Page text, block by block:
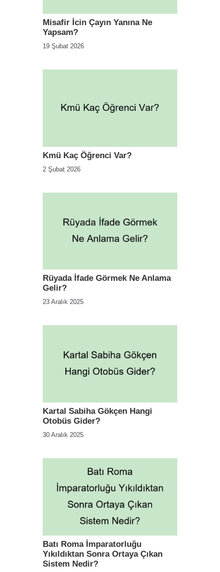
Misafir İcin Çayın Yanına Ne
Yapsam?
19 Şubat 2026
Kmü Kaç Öğrenci Var?
2 Şubat 2026
Rüyada İfade Görmek Ne Anlama
Gelir?
23 Aralık 2025
Kartal Sabiha Gökçen Hangi
Otobüs Gider?
30 Aralık 2025
Batı Roma İmparatorluğu
Yıkıldıktan Sonra Ortaya Çıkan
Sistem Nedir?